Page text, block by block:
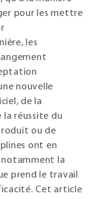
pour les mettre
les
nouvelle
de la
la réussite du
ou de
ont en
notamment la
prend le travail
Cet article